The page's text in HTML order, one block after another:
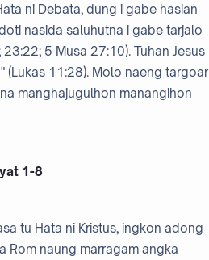
ni Debata, dung i gabe hasian
nasida saluhutna i gabe tarjalo
5 Musa 27:10). Tuhan Jesus
(Lukas 11:28). Molo naeng targoar
manghajugulhon manangihon
1-8
tu Hata ni Kristus, ingkon adong
Rom naung marragam angka